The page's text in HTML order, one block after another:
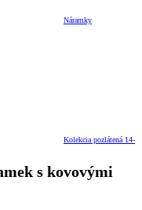
Náramky
Kolekcia pozlátená 14-
s kovovými